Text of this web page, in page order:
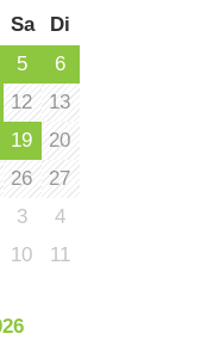
Sa
Di
5
6
12
13
19
20
26
27
3
4
10 11